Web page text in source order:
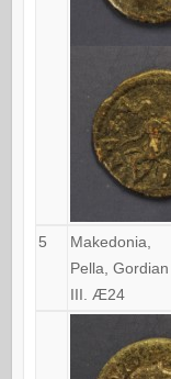
5
Makedonia,
Pella, Gordian
III. Æ24